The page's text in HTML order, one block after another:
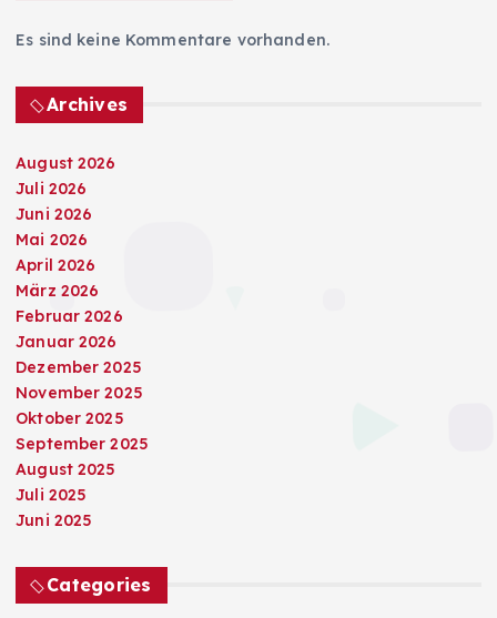
Es sind keine Kommentare vorhanden.
Archives
August 2026
Juli 2026
Juni 2026
Mai 2026
April 2026
März 2026
Februar 2026
Januar 2026
Dezember 2025
November 2025
Oktober 2025
September 2025
August 2025
Juli 2025
Juni 2025
Categories